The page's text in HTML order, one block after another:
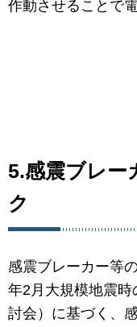
作動させることで
5.感震ブレー
ク
感震ブレーカー等
年2月大規模地震
討会）に基づく、